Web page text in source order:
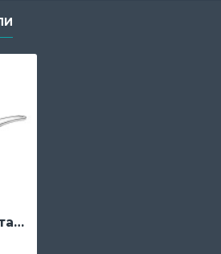
Сковорода с металлической ручкой RISOLI FUSION, 24 см.